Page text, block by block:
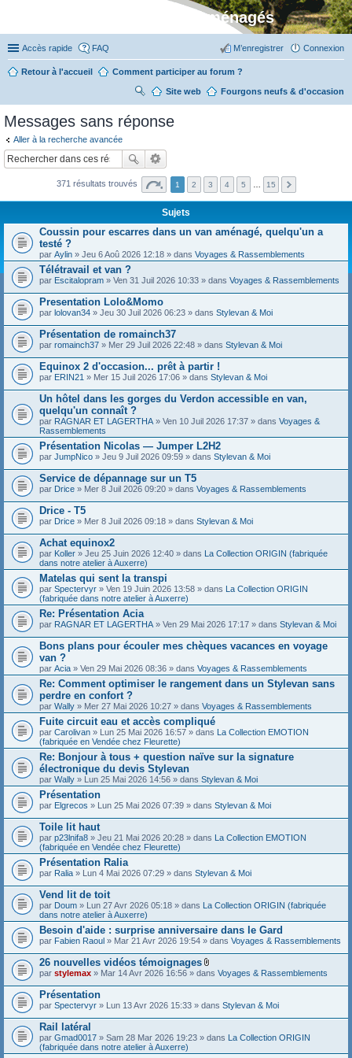
Stylevan - Vans aménagés
Accès rapide FAQ Connexion
M’enregistrer
Retour à l'accueil Comment participer au forum ?
Fourgons neufs & d'occasion
Site web
R
her
ch
er
Messages sans réponse
Aller à la recherche avancée
371 résultats trouvés 1 2 3 4 5 15
Sujets
Coussin pour escarres dans un van aménagé, quelqu'un a
testé ?
par Aylin » Jeu 6 Aoû 2026 12:18 » dans Voyages & Rassemblements
Télétravail et van ?
par Escitalopram » Ven 31 Juil 2026 10:33 » dans Voyages & Rassemblements
Presentation Lolo&Momo
par lolovan34 » Jeu 30 Juil 2026 06:23 » dans Stylevan & Moi
Présentation de romainch37
par romainch37 » Mer 29 Juil 2026 22:48 » dans Stylevan & Moi
Equinox 2 d'occasion... prêt à partir !
par ERIN21 » Mer 15 Juil 2026 17:06 » dans Stylevan & Moi
Un hôtel dans les gorges du Verdon accessible en van,
quelqu'un connaît ?
par RAGNAR ET LAGERTHA » Ven 10 Juil 2026 17:37 » dans Voyages &
Rassemblements
Présentation Nicolas — Jumper L2H2
par JumpNico » Jeu 9 Juil 2026 09:59 » dans Stylevan & Moi
Service de dépannage sur un T5
par Drice » Mer 8 Juil 2026 09:20 » dans Voyages & Rassemblements
Drice - T5
par Drice » Mer 8 Juil 2026 09:18 » dans Stylevan & Moi
Achat equinox2
par Koller » Jeu 25 Juin 2026 12:40 » dans La Collection ORIGIN (fabriquée
dans notre atelier à Auxerre)
Matelas qui sent la transpi
par Spectervyr » Ven 19 Juin 2026 13:58 » dans La Collection ORIGIN
(fabriquée dans notre atelier à Auxerre)
Re: Présentation Acia
par RAGNAR ET LAGERTHA » Ven 29 Mai 2026 17:17 » dans Stylevan & Moi
Bons plans pour écouler mes chèques vacances en voyage
van ?
par Acia » Ven 29 Mai 2026 08:36 » dans Voyages & Rassemblements
Re: Comment optimiser le rangement dans un Stylevan sans
perdre en confort ?
par Wally » Mer 27 Mai 2026 10:27 » dans Voyages & Rassemblements
Fuite circuit eau et accès compliqué
par Carolivan » Lun 25 Mai 2026 16:57 » dans La Collection EMOTION
(fabriquée en Vendée chez Fleurette)
Re: Bonjour à tous + question naïve sur la signature
électronique du devis Stylevan
par Wally » Lun 25 Mai 2026 14:56 » dans Stylevan & Moi
Présentation
par Elgrecos » Lun 25 Mai 2026 07:39 » dans Stylevan & Moi
Toile lit haut
par p23lnifa8 » Jeu 21 Mai 2026 20:28 » dans La Collection EMOTION
(fabriquée en Vendée chez Fleurette)
Présentation Ralia
par Ralia » Lun 4 Mai 2026 07:29 » dans Stylevan & Moi
Vend lit de toit
par Doum » Lun 27 Avr 2026 05:18 » dans La Collection ORIGIN (fabriquée
dans notre atelier à Auxerre)
Besoin d'aide : surprise anniversaire dans le Gard
par Fabien Raoul » Mar 21 Avr 2026 19:54 » dans Voyages & Rassemblements
26 nouvelles vidéos témoignages
F
c
i
e
(
)
par stylemax » Mar 14 Avr 2026 16:56 » dans Voyages & Rassemblements
Présentation
par Spectervyr » Lun 13 Avr 2026 15:33 » dans Stylevan & Moi
Rail latéral
par Gmad0017 » Sam 28 Mar 2026 19:23 » dans La Collection ORIGIN
(fabriquée dans notre atelier à Auxerre)